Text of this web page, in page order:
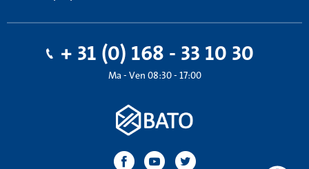
+ 31 (0) 168 - 33 10 30
Ma - Ven 08:30 - 17:00